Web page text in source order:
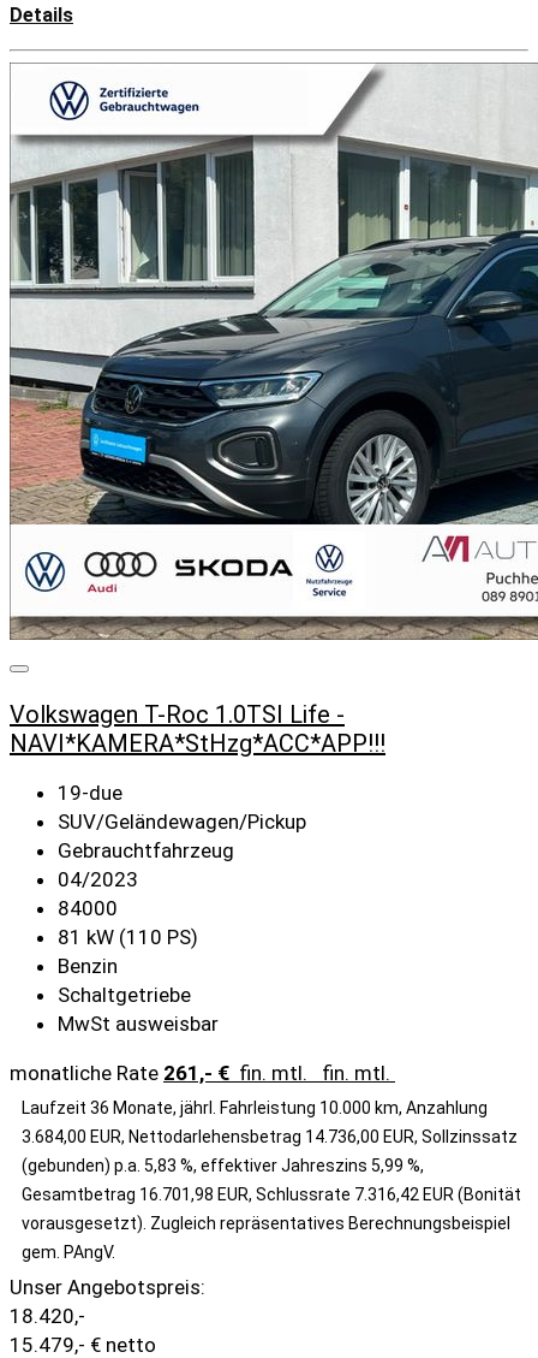
Details
Volkswagen T-Roc 1.0TSI Life -
NAVI*KAMERA*StHzg*ACC*APP!!!
19-due
SUV/Geländewagen/Pickup
Gebrauchtfahrzeug
04/2023
84000
81 kW (110 PS)
Benzin
Schaltgetriebe
MwSt ausweisbar
monatliche Rate 261,- € fin. mtl. fin. mtl.
Laufzeit 36 Monate, jährl. Fahrleistung 10.000 km, Anzahlung
3.684,00 EUR, Nettodarlehensbetrag 14.736,00 EUR, Sollzinssatz
(gebunden) p.a. 5,83 %, effektiver Jahreszins 5,99 %,
Gesamtbetrag 16.701,98 EUR, Schlussrate 7.316,42 EUR (Bonität
vorausgesetzt). Zugleich repräsentatives Berechnungsbeispiel
gem. PAngV.
Unser Angebotspreis:
18.420,-
15.479,- € netto